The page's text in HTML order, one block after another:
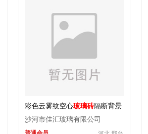
彩色云雾纹空心玻璃砖隔断背景
墙客厅玄关墙卫生间隔墙
沙河市佳汇玻璃有限公司